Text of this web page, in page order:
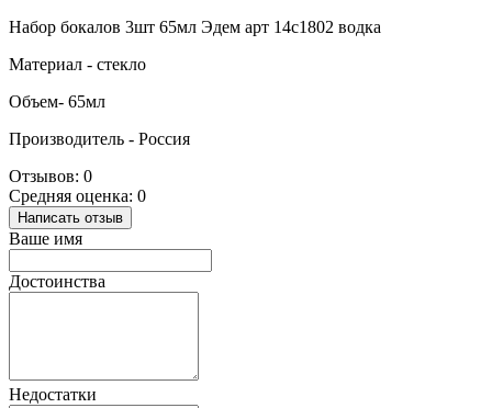
Набор бокалов 3шт 65мл Эдем арт 14с1802 водка
Материал - стекло
Объем- 65мл
Производитель - Россия
Отзывов: 0
Средняя оценка: 0
Написать отзыв
Ваше имя
Достоинства
Недостатки